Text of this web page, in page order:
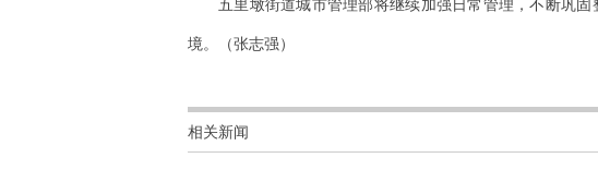
五里墩街道城市管理部将继续加强日常管理，不断巩
境。（张志强）
相关新闻